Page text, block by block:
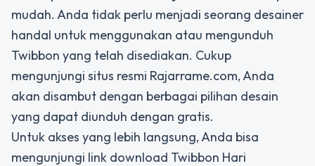
mudah. Anda tidak perlu menjadi seorang desainer
handal untuk menggunakan atau mengunduh
Twibbon yang telah disediakan. Cukup
mengunjungi situs resmi Rajarrame.com, Anda
akan disambut dengan berbagai pilihan desain
yang dapat diunduh dengan gratis.
Untuk akses yang lebih langsung, Anda bisa
mengunjungi link download Twibbon Hari